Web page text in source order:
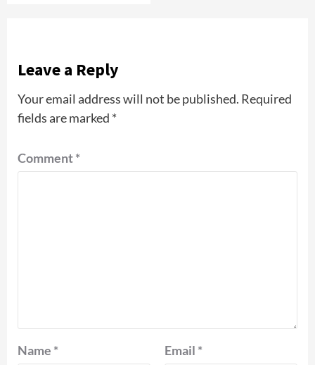
Leave a Reply
Your email address will not be published. Required
fields are marked *
Comment*
Name * Email *